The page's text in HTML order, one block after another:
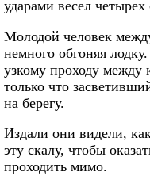
ударами весел
Молодой человек
немного обгоняя
узкому проходу между
только что
на берегу.
Издали они видели,
эту скалу, чтобы
проходить мимо.